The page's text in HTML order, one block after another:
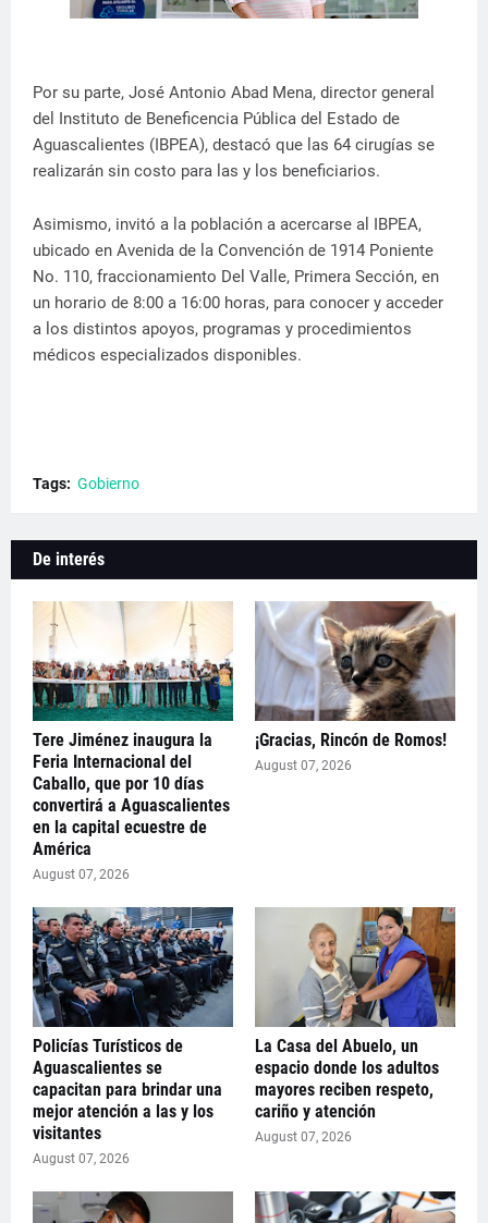
Por su parte, José Antonio Abad Mena, director general
del Instituto de Beneficencia Pública del Estado de
Aguascalientes (IBPEA), destacó que las 64 cirugías se
realizarán sin costo para las y los beneficiarios.
Asimismo, invitó a la población a acercarse al IBPEA,
ubicado en Avenida de la Convención de 1914 Poniente
No. 110, fraccionamiento Del Valle, Primera Sección, en
un horario de 8:00 a 16:00 horas, para conocer y acceder
a los distintos apoyos, programas y procedimientos
médicos especializados disponibles.
Tags: Gobierno
De interés
Tere Jiménez inaugura la
Feria Internacional del
Caballo, que por 10 días
convertirá a Aguascalientes
en la capital ecuestre de
América
August 07, 2026
¡Gracias, Rincón de Romos!
August 07, 2026
Policías Turísticos de
Aguascalientes se
capacitan para brindar una
mejor atención a las y los
visitantes
August 07, 2026
La Casa del Abuelo, un
espacio donde los adultos
mayores reciben respeto,
cariño y atención
August 07, 2026